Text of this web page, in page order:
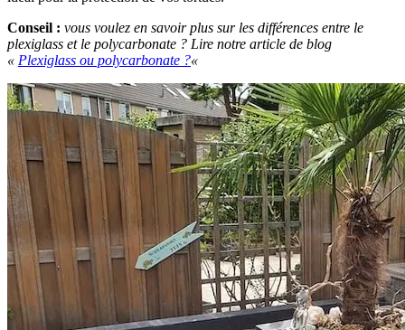
Conseil : vous voulez en savoir plus sur les différences entre le
plexiglass et le polycarbonate ? Lire notre article de blog
« Plexiglass ou polycarbonate ?«